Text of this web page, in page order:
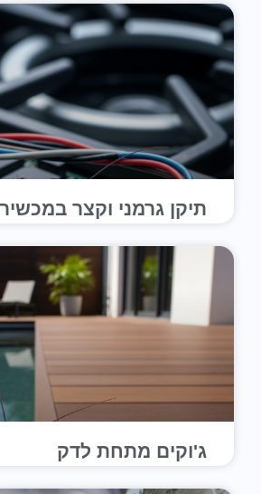
תיקן גרמני וקצר
ג'וקים מתחת לדק